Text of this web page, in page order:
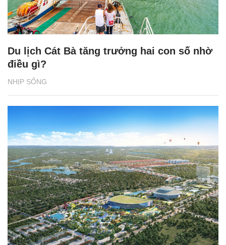
NHỊP SỐNG
Du lịch Cát Bà tăng trưởng hai con số nhờ
điều gì?